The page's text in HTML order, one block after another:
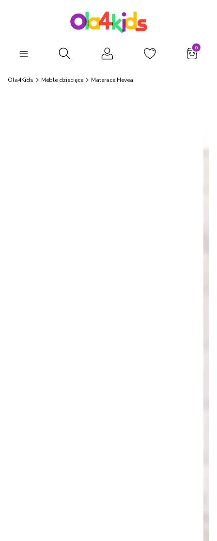
Otwórz wyszukiwarkę
Ola4Kids Meble dziecięce Materace Hevea